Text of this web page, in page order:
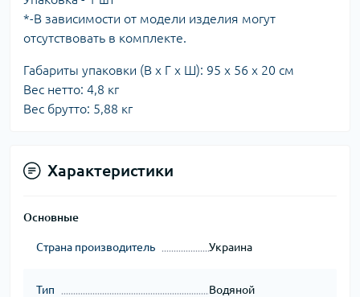
*-В зависимости от модели изделия могут
отсутствовать в комплекте.
Габариты упаковки (В х Г х Ш): 95 х 56 х 20 см
Вес нетто: 4,8 кг
Вес брутто: 5,88 кг
Характеристики
Основные
Страна производитель Украина
Тип Водяной